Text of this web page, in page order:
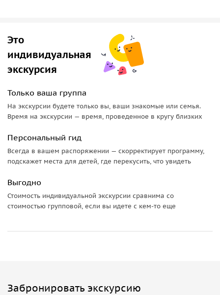
Это
индивидуальная
экскурсия
Только ваша группа
На экскурсии будете только вы, ваши знакомые или семья.
Время на экскурсии — время, проведенное в кругу близких
Персональный гид
Всегда в вашем распоряжении — скорректирует программу,
подскажет места для детей, где перекусить, что увидеть
Выгодно
Стоимость индивидуальной экскурсии сравнима со
стоимостью групповой, если вы идете с кем-то еще
Забронировать экскурсию